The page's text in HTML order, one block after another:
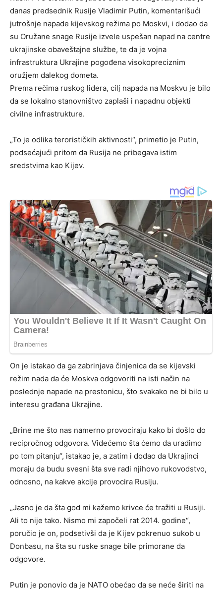
danas predsednik Rusije Vladimir Putin, komentarišući
jutrošnje napade kijevskog režima po Moskvi, i dodao da
su Oružane snage Rusije izvele uspešan napad na centre
ukrajinske obaveštajne službe, te da je vojna
infrastruktura Ukrajine pogođena visokopreciznim
oružjem dalekog dometa.
Prema rečima ruskog lidera, cilj napada na Moskvu je bilo
da se lokalno stanovništvo zaplaši i napadnu objekti
civilne infrastrukture.
„To je odlika terorističkih aktivnosti“, primetio je Putin,
podsećajući pritom da Rusija ne pribegava istim
sredstvima kao Kijev.
On je istakao da ga zabrinjava činjenica da se kijevski
režim nada da će Moskva odgovoriti na isti način na
poslednje napade na prestonicu, što svakako ne bi bilo u
interesu građana Ukrajine.
„Brine me što nas namerno provociraju kako bi došlo do
recipročnog odgovora. Videćemo šta ćemo da uradimo
po tom pitanju“, istakao je, a zatim i dodao da Ukrajinci
moraju da budu svesni šta sve radi njihovo rukovodstvo,
odnosno, na kakve akcije provocira Rusiju.
„Jasno je da šta god mi kažemo krivce će tražiti u Rusiji.
Ali to nije tako. Nismo mi započeli rat 2014. godine“,
poručio je on, podsetivši da je Kijev pokrenuo sukob u
Donbasu, na šta su ruske snage bile primorane da
odgovore.
Putin je ponovio da je NATO obećao da se neće širiti na